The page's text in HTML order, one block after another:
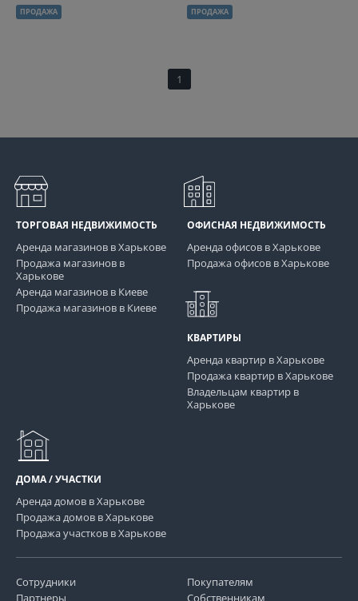
ПРОДАЖА ПРОДАЖА
1
ТОРГОВАЯ НЕДВИЖИМОСТЬ
Аренда магазинов в Харькове
Продажа магазинов в
Харькове
Аренда магазинов в Киеве
Продажа магазинов в Киеве
ОФИСНАЯ НЕДВИЖИМОСТЬ
Аренда офисов в Харькове
Продажа офисов в Харькове
КВАРТИРЫ
Аренда квартир в Харькове
Продажа квартир в Харькове
Владельцам квартир в
Харькове
ДОМА / УЧАСТКИ
Аренда домов в Харькове
Продажа домов в Харькове
Продажа участков в Харькове
Сотрудники
Партнеры
Покупателям
Собственникам